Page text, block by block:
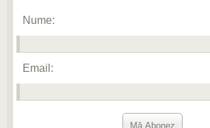
Nume:
Email: